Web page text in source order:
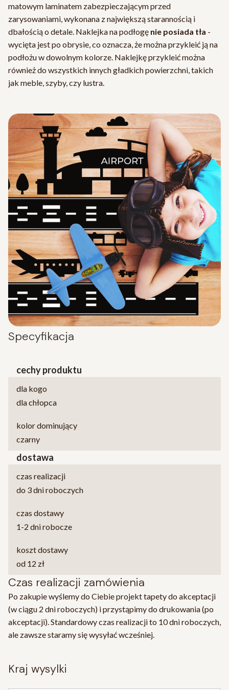
matowym laminatem zabezpieczającym przed
zarysowaniami, wykonana z największą starannością i
dbałością o detale. Naklejka na podłogę nie posiada tła -
wycięta jest po obrysie, co oznacza, że można przykleić ją na
podłożu w dowolnym kolorze. Naklejkę przykleić można
również do wszystkich innych gładkich powierzchni, takich
jak meble, szyby, czy lustra.
Specyfikacja
cechy produktu
dla kogo
dla chłopca
kolor dominujący
czarny
dostawa
czas realizacji
do 3 dni roboczych
czas dostawy
1-2 dni robocze
koszt dostawy
od 12 zł
Czas realizacji zamówienia
Po zakupie wyślemy do Ciebie projekt tapety do akceptacji
(w ciągu 2 dni roboczych) i przystąpimy do drukowania (po
akceptacji). Standardowy czas realizacji to 10 dni roboczych,
ale zawsze staramy się wysyłać wcześniej.
kraj wysylki